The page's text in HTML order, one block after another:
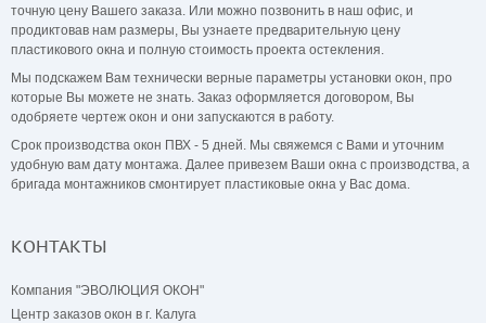
точную цену Вашего заказа. Или можно позвонить в наш офис, и
продиктовав нам размеры, Вы узнаете предварительную цену
пластикового окна и полную стоимость проекта остекления.
Мы подскажем Вам технически верные параметры установки окон, про
которые Вы можете не знать. Заказ оформляется договором, Вы
одобряете чертеж окон и они запускаются в работу.
Срок производства окон ПВХ - 5 дней. Мы свяжемся с Вами и уточним
удобную вам дату монтажа. Далее привезем Ваши окна с производства, а
бригада монтажников смонтирует пластиковые окна у Вас дома.
КОНТАКТЫ
Компания "ЭВОЛЮЦИЯ ОКОН"
Центр заказов окон в г. Калуга